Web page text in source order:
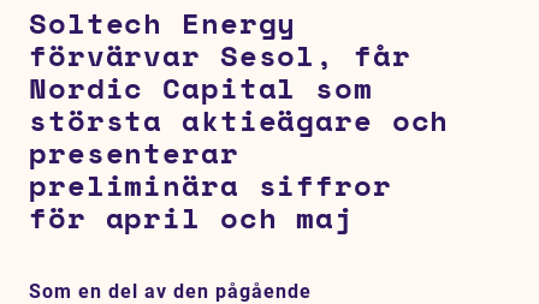
Tjänster
Referensprojekt
Investerare
Soltech Energy
förvärvar Sesol, får
Nordic Capital som
största aktieägare och
presenterar
preliminära siffror
för april och maj
Som en del av den pågående